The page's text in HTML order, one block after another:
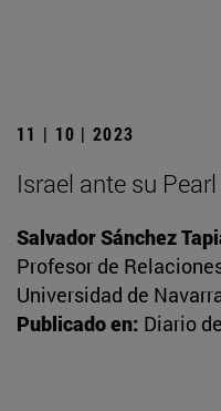
11 | 10 | 2023
Israel ante su
Salvador Sánchez
Profesor de
Universidad de
Publicado en: Diario